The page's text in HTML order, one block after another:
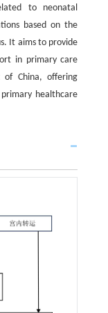
to neonatal
based on the
It aims to provide
in primary care
China, offering
healthcare